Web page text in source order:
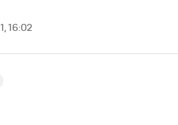
16:02